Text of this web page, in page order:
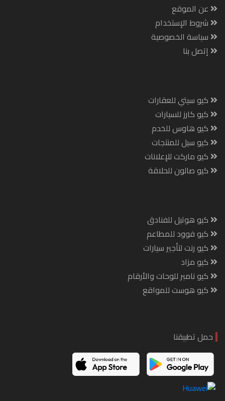
عن الموقع
شروط الإستخدام
سياسة الخصوصية
إتصل بنا
كيو سيتي للعقارات
كيو كارز للسيارات
كيو هاوس للخدم
كيو سيل للمنتجات
كيو ماركت للإعلانات
كيو صالون للحلاقة
كيو هوتيل للفنادق
كيو فوود للمطاعم
كيو رنت لتأجير سيارات
كيو مزاد
كيو نامبر للوحات والأرقام
كيو هوست للمواقع
حمل تطبيقنا